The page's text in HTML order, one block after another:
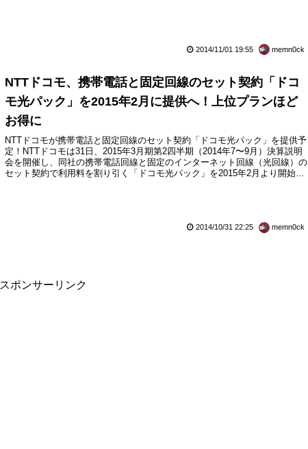
2014/11/01 19:55 memn0ck
NTTドコモ、携帯電話と固定回線のセット契約「ドコ
モ光パック」を2015年2月に提供へ！上位プランほど
お得に
NTTドコモが携帯電話と固定回線のセット契約「ドコモ光パック」を提供予
定！NTTドコモは31日、2015年3月期第2四半期（2014年7〜9月）決算説明
会を開催し、同社の携帯電話回線と固定のインターネット回線（光回線）の
セット契約で利用料を割り引く「ドコモ光パック」を2015年2月より開始す
2014/10/31 22:25 memn0ck
スポンサーリンク